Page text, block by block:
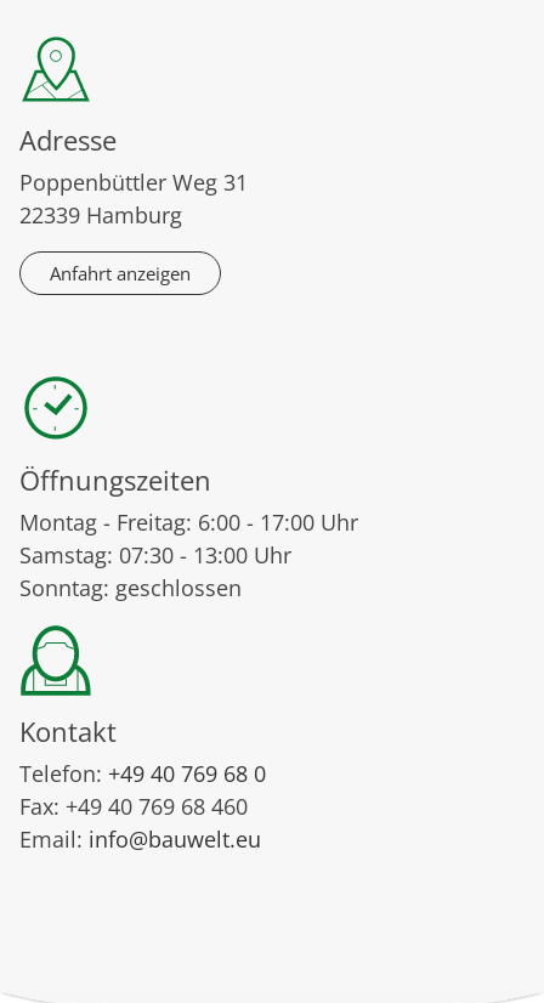
Adresse
Poppenbüttler Weg 31
22339 Hamburg
Anfahrt anzeigen
Öffnungszeiten
Montag - Freitag: 6:00 - 17:00 Uhr
Samstag: 07:30 - 13:00 Uhr
Sonntag: geschlossen
Kontakt
Telefon: +49 40 769 68 0
Fax: +49 40 769 68 460
Email: info@bauwelt.eu